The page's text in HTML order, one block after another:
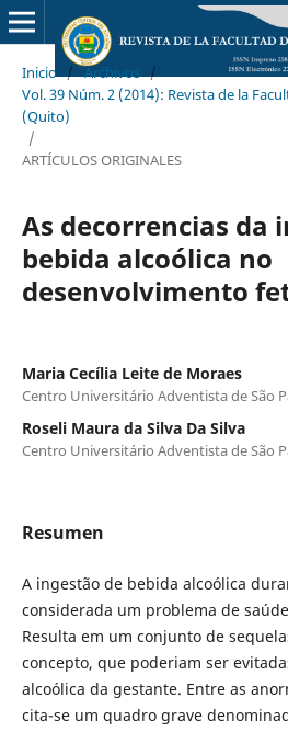
Inicio / Archivos /
Vol. 39 Núm. 2 (2014): Revista de la
(Quito)
/
ARTÍCULOS ORIGINALES
As decorrencias da
bebida alcoólica no
desenvolvimento
Maria Cecília Leite de Moraes
Centro Universitário Adventista de São
Roseli Maura da Silva Da Silva
Centro Universitário Adventista de São
Resumen
A ingestão de bebida alcoólica
considerada um problema de
Resulta em um conjunto de
concepto, que poderiam ser
alcoólica da gestante. Entre as
cita-se um quadro grave